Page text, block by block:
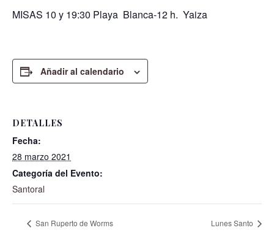
MISAS 10 y 19:30 Playa Blanca-12 h. Yaiza
Añadir al calendario
DETALLES
Fecha:
28 marzo 2021
Categoría del Evento:
Santoral
San Ruperto de Worms Lunes Santo